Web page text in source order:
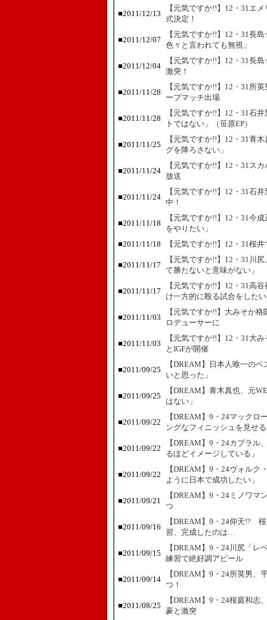
■2011/12/13
【元気ですか!!】12・31エ
式決定！
■2011/12/07
【元気ですか!!】12・31長
色々と言われても無視」
■2011/12/04
【元気ですか!!】12・31長
激突！
■2011/11/28
【元気ですか!!】12・31所
ーブマッチ出場
■2011/11/28
【元気ですか!!】12・31石
トではない」（笹原EP）
■2011/11/25
【元気ですか!!】12・31青
グを降ろさない」
■2011/11/24
【元気ですか!!】12・31ス
放送
■2011/11/24
【元気ですか!!】12・31石
中！
■2011/11/18
【元気ですか!!】12・31今
をやりたい」
■2011/11/18 【元気ですか!!】12・31桜
■2011/11/17
【元気ですか!!】12・31川
て勝たないと意味がない」
■2011/11/17
【元気ですか!!】12・31高
け一方的に殴る試合をした
■2011/11/03
【元気ですか!!】大みそか
ロデューサーに
■2011/11/03
【元気ですか!!】12・31大
とIGFが開催
■2011/09/25
【DREAM】日本人唯一の
いと思った」
■2011/09/25
【DREAM】青木真也、元
はない」
■2011/09/22
【DREAM】9・24マックロ
ングなフィニッシュを見せ
■2011/09/22
【DREAM】9・24カブラル
るほどイメージしている」
■2011/09/22
【DREAM】9・24ヴォルク
ように日本で成功したい」
■2011/09/21
【DREAM】9・24ミノワマ
つ
■2011/09/16
【DREAM】9・24仰天!?
習、完成したのは…
■2011/09/15
【DREAM】9・24川尻「レ
練習で絶好調アピール
■2011/09/14
【DREAM】9・24所英男、
つ！
■2011/08/25
【DREAM】9・24桜庭和志
豪と激突